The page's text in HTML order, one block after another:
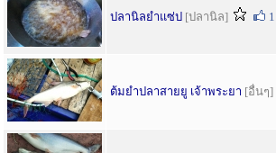
ปลานิลยำแซ่ป [ปลานิล] 1
ต้มยำปลาสายยู เจ้าพระยา [อื่นๆ]